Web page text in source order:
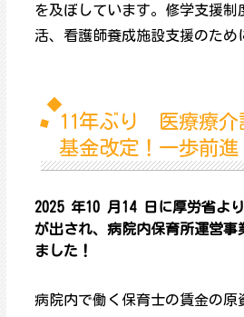
を及ぼしています。修学支援制
活、看護師養成施設支援のため
11年ぶり 医療療介
基金改定！一歩前進
2025 年10 月14 日に厚労省よ
が出され、病院内保育所運営事
ました！
病院内で働く保育士の賃金の原